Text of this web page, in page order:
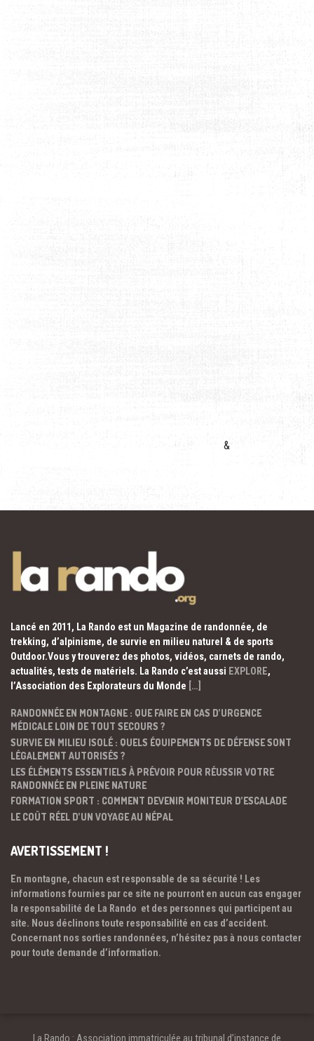
&
Lancé en 2011, La Rando est un Magazine de randonnée, de
trekking, d’alpinisme, de survie en milieu naturel & de sports
Outdoor.Vous y trouverez des photos, vidéos, carnets de rando,
actualités, tests de matériels. La Rando c’est aussi EXPLORE,
l’Association des Explorateurs du Monde […]
RANDONNÉE EN MONTAGNE : QUE FAIRE EN CAS D’URGENCE
MÉDICALE LOIN DE TOUT SECOURS ?
SURVIE EN MILIEU ISOLÉ : QUELS ÉQUIPEMENTS DE DÉFENSE SONT
LÉGALEMENT AUTORISÉS ?
LES ÉLÉMENTS ESSENTIELS À PRÉVOIR POUR RÉUSSIR VOTRE
RANDONNÉE EN PLEINE NATURE
FORMATION SPORT : COMMENT DEVENIR MONITEUR D’ESCALADE
LE COÛT RÉEL D’UN VOYAGE AU NÉPAL
AVERTISSEMENT !
En montagne, chacun est responsable de sa sécurité ! Les
informations fournies par ce site ne pourront en aucun cas engager
la responsabilité de La Rando et des personnes qui participent au
site. Nous déclinons toute responsabilité en cas d’accident.
Concernant nos sorties randonnées, n’hésitez pas à nous contacter
pour toute demande d’information.
La Rando : Association immatriculée au tribunal d’instance de